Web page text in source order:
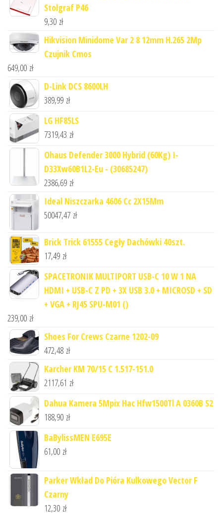
Stolgraf P46
9,30 zł
Hikvision Minidome Var 2 8 12mm H.265 2Mp
Czujnik Cmos
649,00 zł
D-Link DCS 8600LH
389,99 zł
LG HF85LS
7319,43 zł
Ohaus Defender 3000 Hybrid (60Kg) I-
D33Xw60B1L2-Eu - (30685247)
2386,69 zł
Ideal Niszczarka 4606 Cc 2X15Mm
50047,47 zł
Brick Trick 61555 Cegły Dachówki 40szt.
17,49 zł
SPACETRONIK MULTIPORT USB-C 10 W 1 NA
HDMI + USB-C Z PD + 3X USB 3.0 + MICROSD + SD
+ VGA + RJ45 SPU-M01 ()
239,00 zł
Shoes For Crews Czarne 1202-09
472,48 zł
Karcher KM 70/15 C 1.517-151.0
2117,61 zł
Dahua Kamera 5Mpix Hac Hfw1500Tl A 0360B S2
188,90 zł
BaBylissMEN E695E
61,00 zł
Parker Wkład Do Pióra Kulkowego Vector F
Czarny
12,30 zł